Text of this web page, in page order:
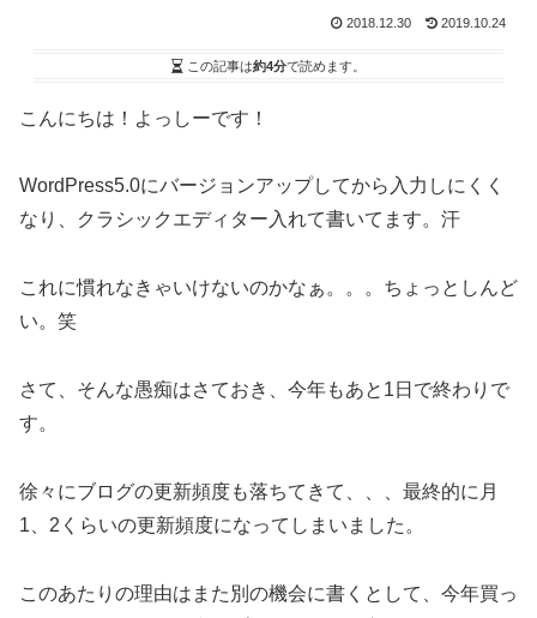
2018.12.30 2019.10.24
この記事は約4分で読めます。
こんにちは！よっしーです！
WordPress5.0にバージョンアップしてから入力しにくく
なり、クラシックエディター入れて書いてます。汗
これに慣れなきゃいけないのかなぁ。。。ちょっとしんど
い。笑
さて、そんな愚痴はさておき、今年もあと1日で終わりで
す。
徐々にブログの更新頻度も落ちてきて、、、最終的に月
1、2くらいの更新頻度になってしまいました。
このあたりの理由はまた別の機会に書くとして、今年買っ